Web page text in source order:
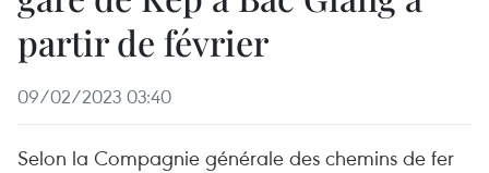
partir de février
09/02/2023 03:40
Selon la Compagnie générale des chemins de fer